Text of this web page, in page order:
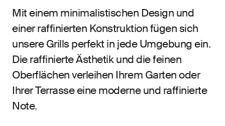
Mit einem minimalistischen Design und
einer raffinierten Konstruktion fügen sich
unsere Grills perfekt in jede Umgebung ein.
Die raffinierte Ästhetik und die feinen
Oberflächen verleihen Ihrem Garten oder
Ihrer Terrasse eine moderne und raffinierte
Note.